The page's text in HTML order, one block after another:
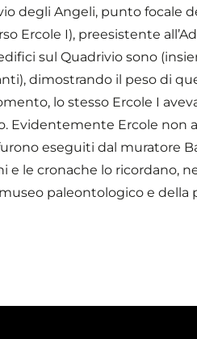
degli Angeli, punto focale
Ercole I), preesistente
sul Quadrivio sono
dimostrando il peso di
lo stesso Ercole I
Evidentemente Ercole non
eseguiti dal muratore
le cronache lo ricordano,
paleontologico e della